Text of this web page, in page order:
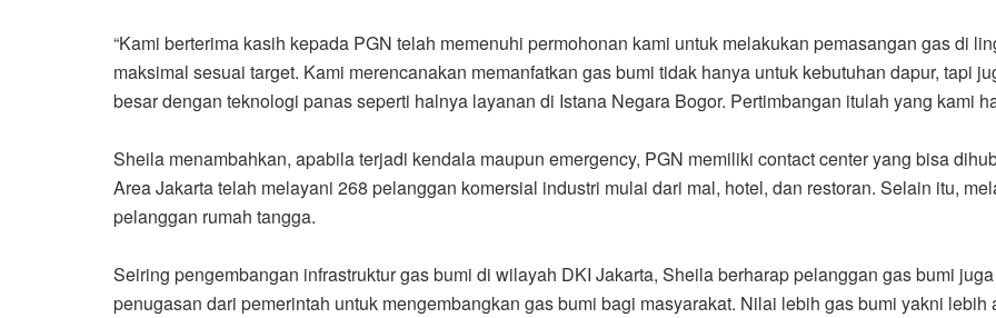
“Kami berterima kasih kepada PGN telah memenuhi permohonan kami untuk melakukan pemasangan gas di
maksimal sesuai target. Kami merencanakan memanfatkan gas bumi tidak hanya untuk kebutuhan dapur, tapi
besar dengan teknologi panas seperti halnya layanan di Istana Negara Bogor. Pertimbangan itulah yang kami
Sheila menambahkan, apabila terjadi kendala maupun emergency, PGN memiliki contact center yang bisa
Area Jakarta telah melayani 268 pelanggan komersial industri mulai dari mal, hotel, dan restoran. Selain itu,
pelanggan rumah tangga.
Seiring pengembangan infrastruktur gas bumi di wilayah DKI Jakarta, Sheila berharap pelanggan gas bumi
penugasan dari pemerintah untuk mengembangkan gas bumi bagi masyarakat. Nilai lebih gas bumi yakni